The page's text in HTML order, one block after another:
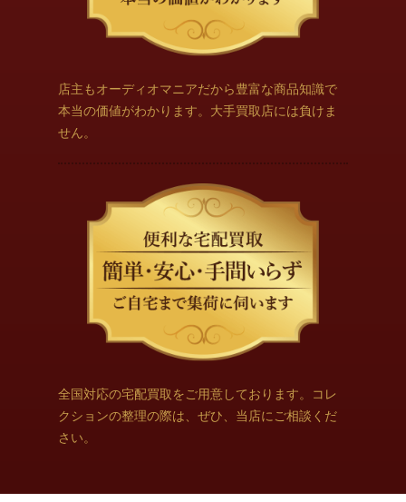
店主もオーディオマニアだから豊富な商品知識で
本当の価値がわかります。大手買取店には負けま
せん。
全国対応の宅配買取をご用意しております。コレ
クションの整理の際は、ぜひ、当店にご相談くだ
さい。